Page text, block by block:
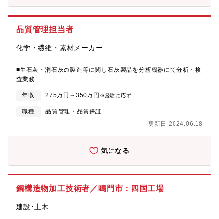
品質管理担当者
化学・繊維・素材メーカー
■生石灰・消石灰の製造等に関し石灰製品を分析機器にて分析・検
査業務
年収 275万円～350万円 ※経験に応ず
職種
品質管理・品質保証
更新日 2024.06.18
気になる
鋼構造物加工技術者／鳴門市：四国工場
建設･土木